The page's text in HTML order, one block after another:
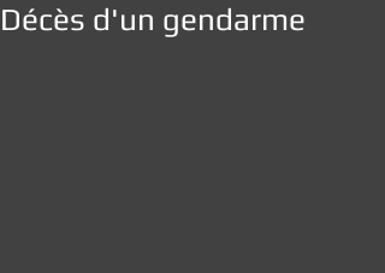
Décès d'un gendarme